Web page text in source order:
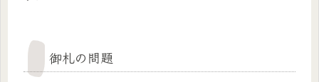
御札の問題